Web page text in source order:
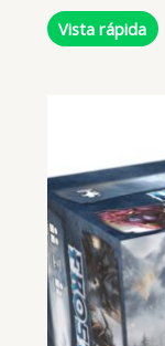
Vista rápida